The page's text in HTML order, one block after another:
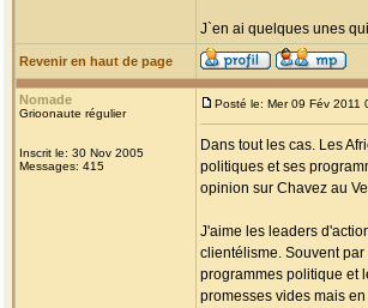
J`en ai quelques unes
Revenir en haut de page
Nomade
Grioonaute régulier
Inscrit le: 30 Nov 2005
Messages: 415
Posté le: Mer 09 Fév 2011
Dans tout les cas. Les
politiques et ses
opinion sur Chavez au
J'aime les leaders
clientélisme. Souvent
programmes politique et
promesses vides mais